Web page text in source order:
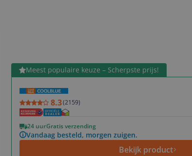
Er zijn geen artikelen gevonden.
Meest populaire keuze – Scherpste prijs!
8.3(2159)
24 uurGratis verzending
Vandaag besteld, morgen zuigen.
Bekijk product
Bekijk product